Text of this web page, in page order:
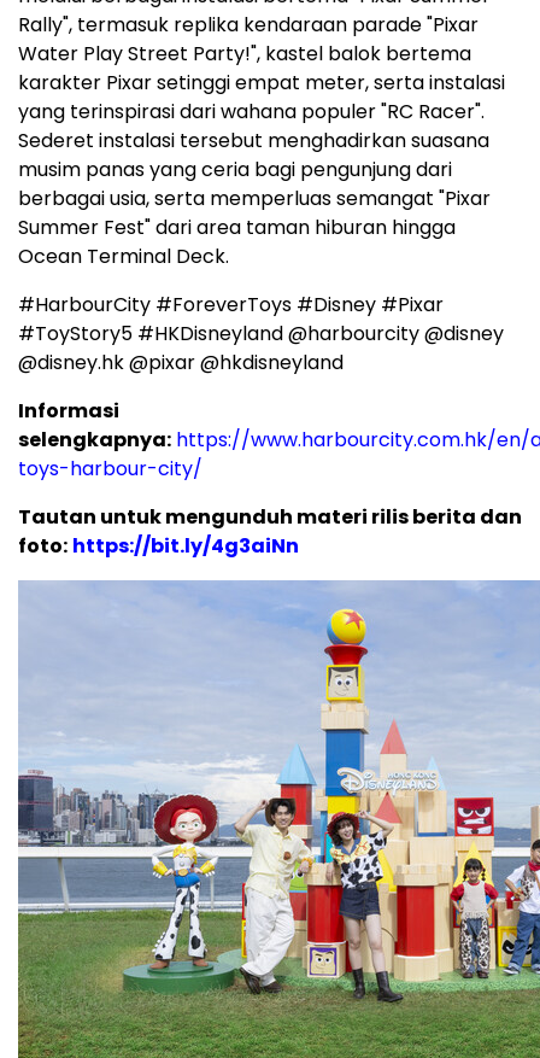
Rally", termasuk replika kendaraan parade "Pixar
Water Play Street Party!", kastel balok bertema
karakter Pixar setinggi empat meter, serta instalasi
yang terinspirasi dari wahana populer "RC Racer".
Sederet instalasi tersebut menghadirkan suasana
musim panas yang ceria bagi pengunjung dari
berbagai usia, serta memperluas semangat "Pixar
Summer Fest" dari area taman hiburan hingga
Ocean Terminal Deck.
#HarbourCity #ForeverToys #Disney #Pixar
#ToyStory5 #HKDisneyland @harbourcity @disney
@disney.hk @pixar @hkdisneyland
Informasi
selengkapnya: https://www.harbourcity.com.hk/
toys-harbour-city/
Tautan untuk mengunduh materi rilis berita dan
foto: https://bit.ly/4g3aiNn